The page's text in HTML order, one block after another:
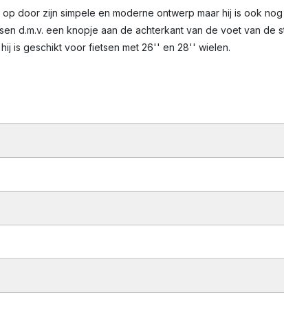
door zijn simpele en moderne ontwerp maar hij is ook
d.m.v. een knopje aan de achterkant van de voet van de
is geschikt voor fietsen met 26'' en 28'' wielen.